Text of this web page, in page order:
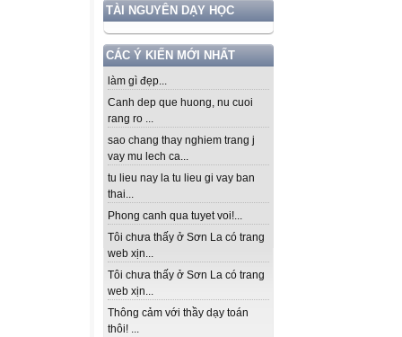
TÀI NGUYÊN DẠY HỌC
CÁC Ý KIẾN MỚI NHẤT
làm gì đẹp...
Canh dep que huong, nu cuoi
rang ro ...
sao chang thay nghiem trang j
vay mu lech ca...
tu lieu nay la tu lieu gi vay ban
thai...
Phong canh qua tuyet voi!...
Tôi chưa thấy ở Sơn La có trang
web xịn...
Tôi chưa thấy ở Sơn La có trang
web xịn...
Thông cảm với thầy dạy toán
thôi! ...